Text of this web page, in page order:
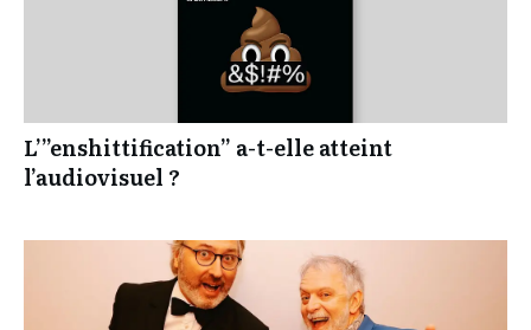
L’”enshittification” a-t-elle atteint
l’audiovisuel ?